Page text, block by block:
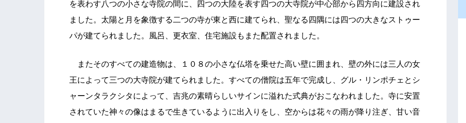
を表わす八つの小さな寺院の間に、四つの大陸を表す四つの大寺院が中心部から四方向に建設され
ました。太陽と月を象徴する二つの寺が東と西に建てられ、聖なる四隅には四つの大きなストゥー
パが建てられました。風呂、更衣室、住宅施設もまた配置されました。
またそのすべての建造物は、１０８の小さな仏塔を乗せた高い壁に囲まれ、壁の外には三人の女
王によって三つの大寺院が建てられました。すべての僧院は五年で完成し、グル・リンポチェとシ
ャーンタラクシタによって、吉兆の素晴らしいサインに溢れた式典がおこなわれました。寺に安置
されていた神々の像はまるで生きているように出入りをし、空からは花々の雨が降り注ぎ、甘い音